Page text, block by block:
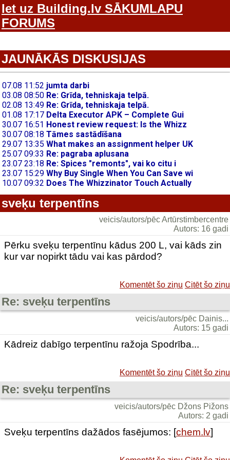
Iet uz Building.lv SĀKUMLAPU
FORUMS
JAUNĀKĀS DISKUSIJAS
sveķu terpentīns
veicis/autors/pēc Artūrstimbercentre
Autors: 16 gadi
Pērku sveķu terpentīnu kādus 200 L, vai kāds zin
kur var nopirkt tādu vai kas pārdod?
Komentēt šo ziņu Citēt šo ziņu
Re: sveķu terpentīns
veicis/autors/pēc Dainis...
Autors: 15 gadi
Kādreiz dabīgo terpentīnu ražoja Spodrība...
Komentēt šo ziņu Citēt šo ziņu
Re: sveķu terpentīns
veicis/autors/pēc Džons Pižons
Autors: 2 gadi
Sveķu terpentīns dažādos fasējumos: [chem.lv]